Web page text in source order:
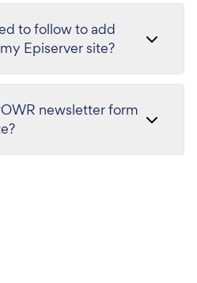
to follow to add
Episerver site?
newsletter form